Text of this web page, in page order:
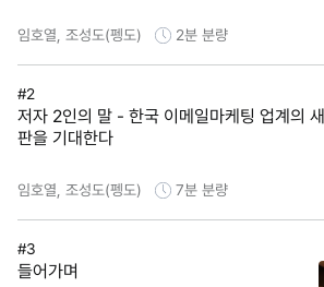
임호열, 조성도(펭도) 2분 분량
#2
저자 2인의 말 - 한국 이메일마케팅 업계의 새
판을 기대한다
임호열, 조성도(펭도) 7분 분량
#3
들어가며